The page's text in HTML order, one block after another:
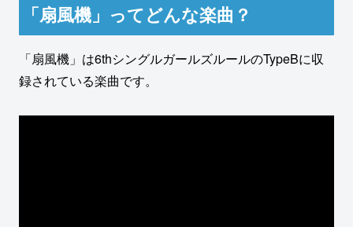
「扇風機」ってどんな楽曲？
「扇風機」は6thシングルガールズルールのTypeBに収
録されている楽曲です。